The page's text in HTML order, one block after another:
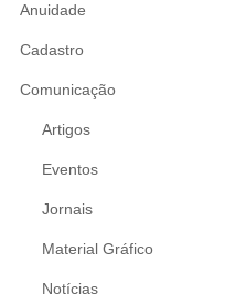
Anuidade
Cadastro
Comunicação
Artigos
Eventos
Jornais
Material Gráfico
Notícias